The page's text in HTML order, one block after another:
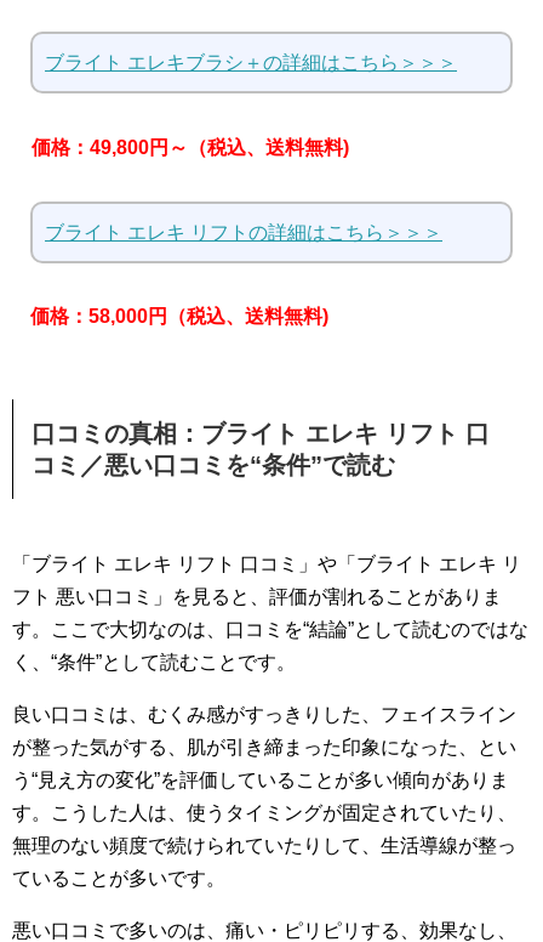
ブライト エレキブラシ＋の詳細はこちら＞＞＞
価格：49,800円～（税込、送料無料)
ブライト エレキ リフトの詳細はこちら＞＞＞
価格：58,000円（税込、送料無料)
口コミの真相：ブライト エレキ リフト 口
コミ／悪い口コミを“条件”で読む
「ブライト エレキ リフト 口コミ」や「ブライト エレキ リ
フト 悪い口コミ」を見ると、評価が割れることがありま
す。ここで大切なのは、口コミを“結論”として読むのではな
く、“条件”として読むことです。
良い口コミは、むくみ感がすっきりした、フェイスライン
が整った気がする、肌が引き締まった印象になった、とい
う“見え方の変化”を評価していることが多い傾向がありま
す。こうした人は、使うタイミングが固定されていたり、
無理のない頻度で続けられていたりして、生活導線が整っ
ていることが多いです。
悪い口コミで多いのは、痛い・ピリピリする、効果なし、